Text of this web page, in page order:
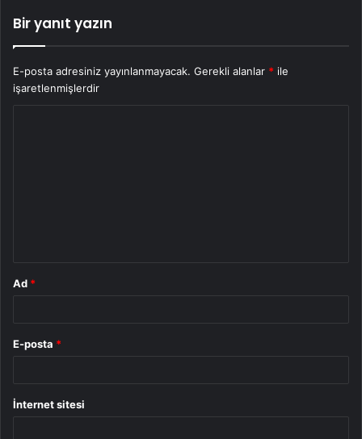
Bir yanıt yazın
E-posta adresiniz yayınlanmayacak. Gerekli alanlar * ile
işaretlenmişlerdir
Ad *
E-posta *
İnternet sitesi